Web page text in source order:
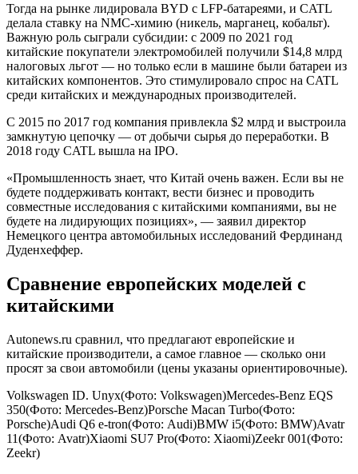
Тогда на рынке лидировала BYD с LFP-батареями, и CATL
делала ставку на NMC-химию (никель, марганец, кобальт).
Важную роль сыграли субсидии: с 2009 по 2021 год
китайские покупатели электромобилей получили $14,8 млрд
налоговых льгот — но только если в машине были батареи из
китайских компонентов. Это стимулировало спрос на CATL
среди китайских и международных производителей.
С 2015 по 2017 год компания привлекла $2 млрд и выстроила
замкнутую цепочку — от добычи сырья до переработки. В
2018 году CATL вышла на IPO.
«Промышленность знает, что Китай очень важен. Если вы не
будете поддерживать контакт, вести бизнес и проводить
совместные исследования с китайскими компаниями, вы не
будете на лидирующих позициях», — заявил директор
Немецкого центра автомобильных исследований Фердинанд
Дуденхеффер.
Сравнение европейских моделей с
китайскими
Autonews.ru сравнил, что предлагают европейские и
китайские производители, а самое главное — сколько они
просят за свои автомобили (цены указаны ориентировочные).
Volkswagen ID. Unyx(Фото: Volkswagen)Mercedes‑Benz EQS
350(Фото: Mercedes‑Benz)Porsche Macan Turbo(Фото:
Porsche)Audi Q6 e-tron(Фото: Audi)BMW i5(Фото: BMW)Avatr
11(Фото: Avatr)Xiaomi SU7 Pro(Фото: Xiaomi)Zeekr 001(Фото:
Zeekr)